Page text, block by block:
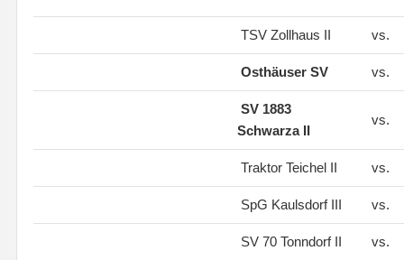
TSV Zollhaus II vs.
Osthäuser SV vs.
SV 1883
Schwarza II
vs.
Traktor Teichel II vs.
SpG Kaulsdorf III vs.
SV 70 Tonndorf II vs.